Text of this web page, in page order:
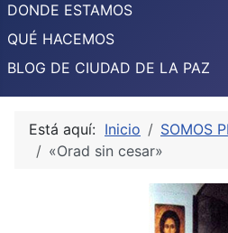
DONDE ESTAMOS
QUÉ HACEMOS
BLOG DE CIUDAD DE LA PAZ
Está aquí: Inicio
SOMOS
«Orad sin cesar»